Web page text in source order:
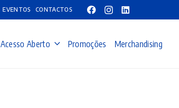
EVENTOS CONTACTOS
Acesso Aberto Promoções Merchandising